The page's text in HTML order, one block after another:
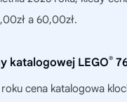
a 60,00zł.
katalogowej LEGO®
cena katalogowa